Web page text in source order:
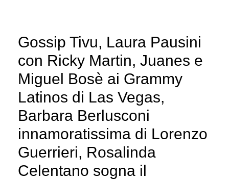
Gossip Tivu, Laura Pausini
con Ricky Martin, Juanes e
Miguel Bosè ai Grammy
Latinos di Las Vegas,
Barbara Berlusconi
innamoratissima di Lorenzo
Guerrieri, Rosalinda
Celentano sogna il